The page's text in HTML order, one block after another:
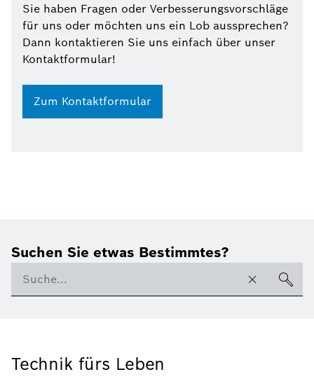
Sie haben Fragen oder Verbesserungsvorschläge
für uns oder möchten uns ein Lob aussprechen?
Dann kontaktieren Sie uns einfach über unser
Kontaktformular!
Zum Kontaktformular
Suchen Sie etwas Bestimmtes?
Technik fürs Leben